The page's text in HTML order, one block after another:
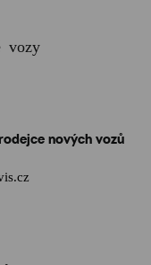
vozy
nových vozů